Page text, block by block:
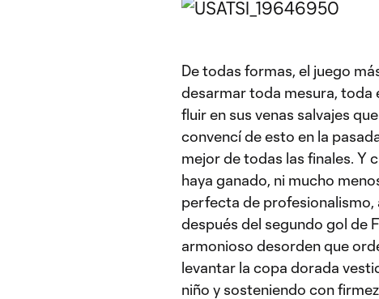
De todas formas, el juego
desarmar toda mesura, toda
fluir en sus venas salvajes
convencí de esto en la
mejor de todas las finales. Y
haya ganado, ni mucho
perfecta de
después del segundo gol de
armonioso desorden que
levantar la copa dorada
niño y sosteniendo con